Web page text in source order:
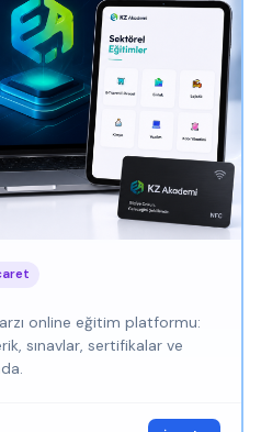
online eğitim platformu:
sınavlar, sertifikalar ve